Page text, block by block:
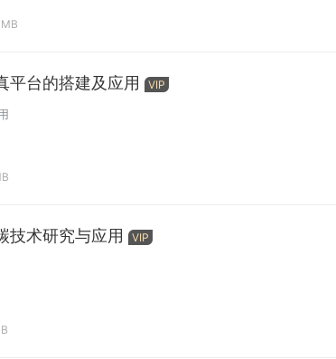
平台的搭建及应用 VIP
技术研究与应用 VIP